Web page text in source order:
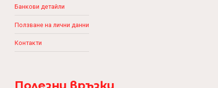
Банкови детайли
Ползване на лични данни
Контакти